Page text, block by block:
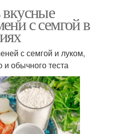
с семгой в
с семгой и луком,
и обычного теста